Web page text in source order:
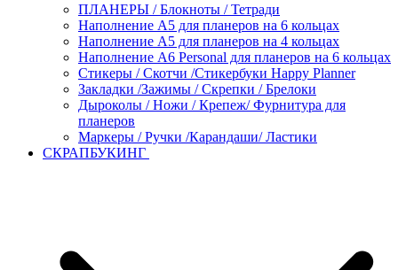
ПЛАНЕРЫ / Блокноты / Тетради
Наполнение А5 для планеров на 6 кольцах
Наполнение А5 для планеров на 4 кольцах
Наполнение А6 Personal для планеров на 6 кольцах
Стикеры / Скотчи /Стикербуки Happy Planner
Закладки /Зажимы / Скрепки / Брелоки
Дыроколы / Ножи / Крепеж/ Фурнитура для
планеров
Маркеры / Ручки /Карандаши/ Ластики
СКРАПБУКИНГ